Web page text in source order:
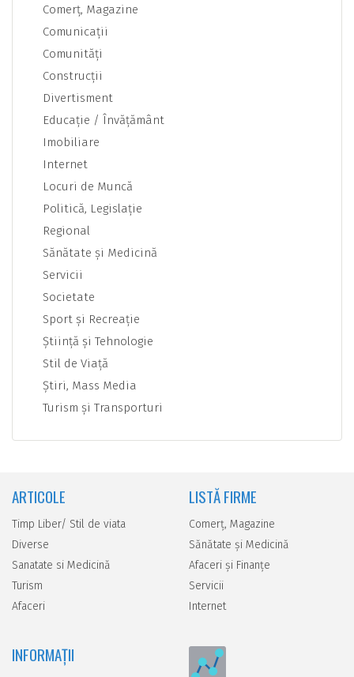
Comerţ, Magazine
Comunicaţii
Comunităţi
Construcţii
Divertisment
Educaţie / Învăţământ
Imobiliare
Internet
Locuri de Muncă
Politică, Legislaţie
Regional
Sănătate şi Medicină
Servicii
Societate
Sport şi Recreaţie
Ştiinţă şi Tehnologie
Stil de Viaţă
Ştiri, Mass Media
Turism şi Transporturi
ARTICOLE
Timp Liber/ Stil de viata
Diverse
Sanatate si Medicină
Turism
Afaceri
LISTĂ FIRME
Comerţ, Magazine
Sănătate şi Medicină
Afaceri şi Finanţe
Servicii
Internet
INFORMAȚII